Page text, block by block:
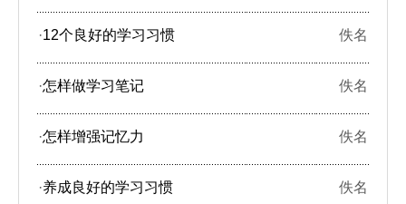
·12个良好的学习习惯 佚名
·怎样做学习笔记 佚名
·怎样增强记忆力 佚名
·养成良好的学习习惯 佚名